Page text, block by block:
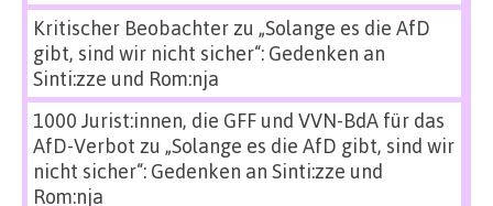
Kritischer Beobachterzu „Solange es die AfD
gibt, sind wir nicht sicher“: Gedenken an
Sinti:zze und Rom:nja
1000 Jurist:innen, die GFF und VVN-BdA für das
AfD-Verbot zu „Solange es die AfD gibt, sind wir
nicht sicher“: Gedenken an Sinti:zze und
Rom:nja